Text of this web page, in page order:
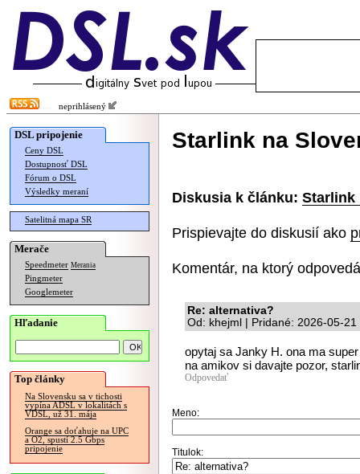
neprihlásený
DSL pripojenie
Ceny DSL
Dostupnosť DSL
Fórum o DSL
Výsledky meraní
Satelitná mapa SR
Merače
Speedmeter Merania
Pingmeter
Googlemeter
Hľadanie
Top články
Na Slovensku sa v tichosti
vypína ADSL v lokalitách s
VDSL, už 31. mája
Orange sa doťahuje na UPC
a O2, spustí 2.5 Gbps
pripojenie
Starlink na
Diskusia k článku: Starlink
Prispievajte do diskusií ako
Komentár, na ktorý
Re: alternativa?
Od: khejml | Pridané: 2026-05-21
opytaj sa Janky H. ona ma
na amikov si davajte pozor,
Odpovedať
Meno:
Titulok: